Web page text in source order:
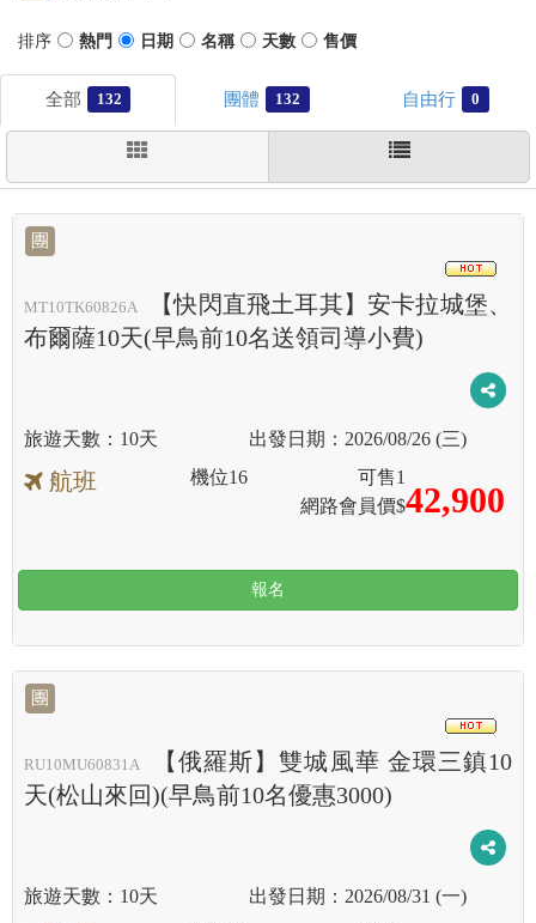
132 132 0
團
MT10TK60826A
【快閃直飛土耳其】安卡拉城堡、
布爾薩10天(早鳥前10名送領司導小費)
10天 2026/08/26 (三)
航班
網路會員價$42,900
機位16 可售1
報名
團
RU10MU60831A
【俄羅斯】雙城風華 金環三鎮10
天(松山來回)(早鳥前10名優惠3000)
10天 2026/08/31 (一)